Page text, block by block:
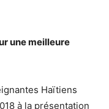
une meilleure
Haïtiens
à la présentation